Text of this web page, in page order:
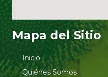
Mapa del Sitio
Inicio
Quiénes Somos